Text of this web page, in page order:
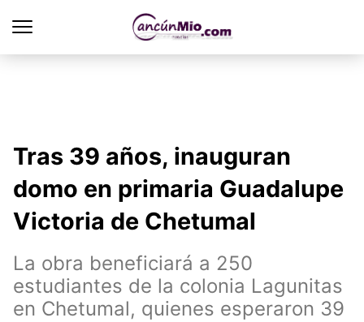
Tras 39 años, inauguran
domo en primaria Guadalupe
Victoria de Chetumal
La obra beneficiará a 250
estudiantes de la colonia Lagunitas
en Chetumal, quienes esperaron 39